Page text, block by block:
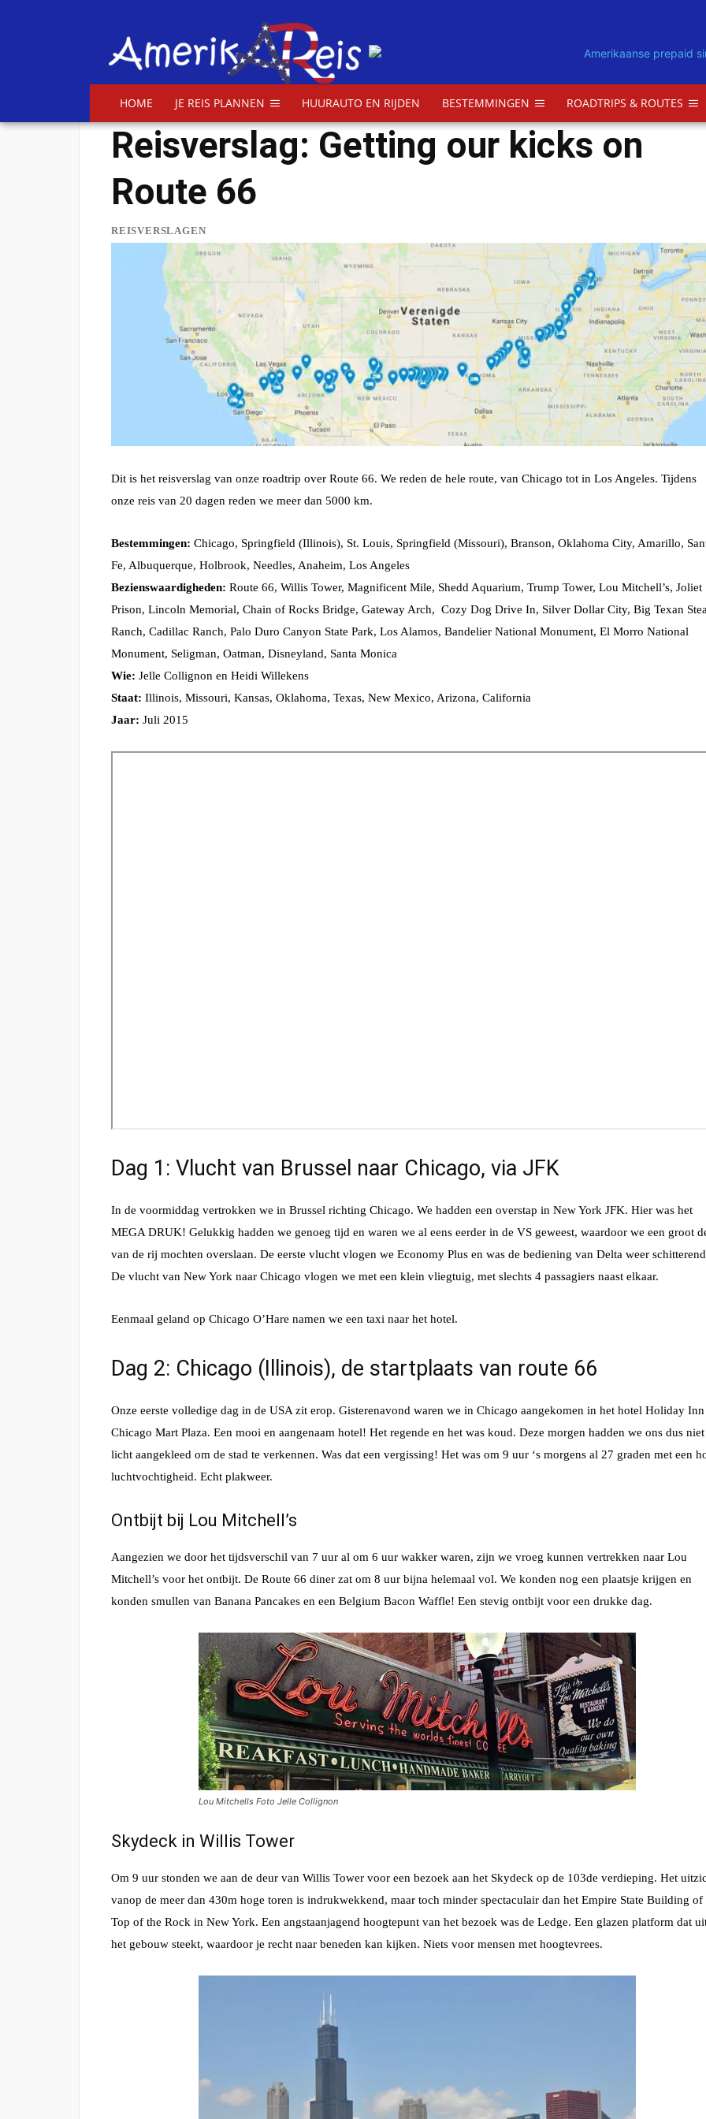
HOME JE REIS PLANNEN HUURAUTO EN RIJDEN BESTEMMINGEN ROADTRIPS & ROUTES
Reisverslag: Getting our kicks on
Route 66
REISVERSLAGEN
Dit is het reisverslag van onze roadtrip over Route 66. We reden de hele route, van Chicago tot in Los Angeles. Tijdens
onze reis van 20 dagen reden we meer dan 5000 km.
Bestemmingen: Chicago, Springfield (Illinois), St. Louis, Springfield (Missouri), Branson, Oklahoma City, Amarillo,
Fe, Albuquerque, Holbrook, Needles, Anaheim, Los Angeles
Bezienswaardigheden: Route 66, Willis Tower, Magnificent Mile, Shedd Aquarium, Trump Tower, Lou Mitchell’s, Joliet
Prison, Lincoln Memorial, Chain of Rocks Bridge, Gateway Arch, Cozy Dog Drive In, Silver Dollar City, Big Texan
Ranch, Cadillac Ranch, Palo Duro Canyon State Park, Los Alamos, Bandelier National Monument, El Morro National
Monument, Seligman, Oatman, Disneyland, Santa Monica
Wie: Jelle Collignon en Heidi Willekens
Staat: Illinois, Missouri, Kansas, Oklahoma, Texas, New Mexico, Arizona, California
Jaar: Juli 2015
Dag 1: Vlucht van Brussel naar Chicago, via JFK
In de voormiddag vertrokken we in Brussel richting Chicago. We hadden een overstap in New York JFK. Hier was het
MEGA DRUK! Gelukkig hadden we genoeg tijd en waren we al eens eerder in de VS geweest, waardoor we een groot
van de rij mochten overslaan. De eerste vlucht vlogen we Economy Plus en was de bediening van Delta weer
De vlucht van New York naar Chicago vlogen we met een klein vliegtuig, met slechts 4 passagiers naast elkaar.
Eenmaal geland op Chicago O’Hare namen we een taxi naar het hotel.
Dag 2: Chicago (Illinois), de startplaats van route 66
Onze eerste volledige dag in de USA zit erop. Gisterenavond waren we in Chicago aangekomen in het hotel Holiday Inn
Chicago Mart Plaza. Een mooi en aangenaam hotel! Het regende en het was koud. Deze morgen hadden we ons dus niet
licht aangekleed om de stad te verkennen. Was dat een vergissing! Het was om 9 uur ‘s morgens al 27 graden met een
luchtvochtigheid. Echt plakweer.
Ontbijt bij Lou Mitchell’s
Aangezien we door het tijdsverschil van 7 uur al om 6 uur wakker waren, zijn we vroeg kunnen vertrekken naar Lou
Mitchell’s voor het ontbijt. De Route 66 diner zat om 8 uur bijna helemaal vol. We konden nog een plaatsje krijgen en
konden smullen van Banana Pancakes en een Belgium Bacon Waffle! Een stevig ontbijt voor een drukke dag.
Lou Mitchells Foto Jelle Collignon
Skydeck in Willis Tower
Om 9 uur stonden we aan de deur van Willis Tower voor een bezoek aan het Skydeck op de 103de verdieping. Het
vanop de meer dan 430m hoge toren is indrukwekkend, maar toch minder spectaculair dan het Empire State Building of
Top of the Rock in New York. Een angstaanjagend hoogtepunt van het bezoek was de Ledge. Een glazen platform dat
het gebouw steekt, waardoor je recht naar beneden kan kijken. Niets voor mensen met hoogtevrees.